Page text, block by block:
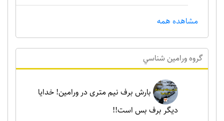
مشاهده همه
گروه ورامين شناسي
بارش برف نیم متری در ورامین! خدایا
دیگر برف بس است!!